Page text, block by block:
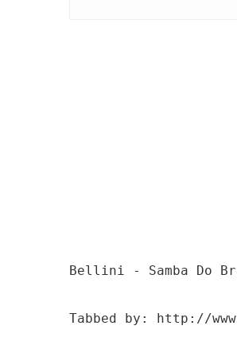
Bellini - Samba Do
Tabbed by: http://